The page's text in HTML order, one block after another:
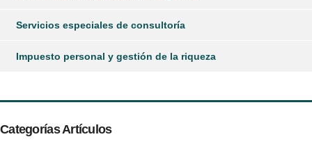
Servicios especiales de consultoría
Impuesto personal y gestión de la riqueza
Categorías Artículos